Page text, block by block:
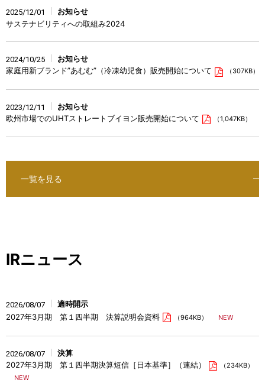
2025/12/01
お知らせ
サステナビリティへの取組み2024
2024/10/25
お知らせ
家庭用新ブランド”あむむ”（冷凍幼児食）販売開始について
（307KB）
2023/12/11
お知らせ
欧州市場でのUHTストレートブイヨン販売開始について
（1,047KB）
一覧を見る
IRニュース
2026/08/07
適時開示
2027年3月期 第１四半期 決算説明会資料
（964KB）
2026/08/07
決算
2027年3月期 第１四半期決算短信［日本基準］（連結）
（234KB）